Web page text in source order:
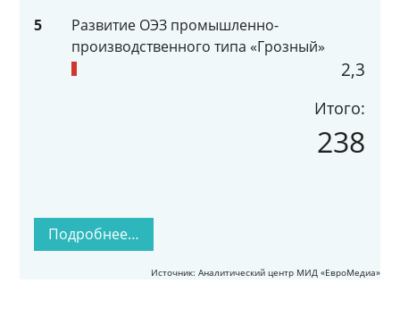
5
Развитие ОЭЗ промышленно-
производственного типа «Грозный»
2,3
Итого:
238
Подробнее…
Источник: Аналитический центр МИД «ЕвроМедиа»